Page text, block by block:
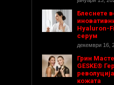
Блеснете
Hyaluron-
серум
декември 16,
Грин
GESKE®
кожата